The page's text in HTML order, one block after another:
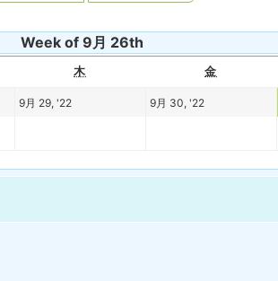
Week of 9月 26th
木 金
9月 29, '22 9月 30, '22